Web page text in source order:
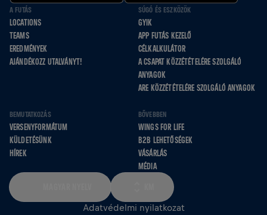
A FUTÁS
LOCATIONS
TEAMS
EREDMÉNYEK
AJÁNDÉKOZZ UTALVÁNYT!
SÚGÓ ÉS ESZKÖZÖK
GYIK
APP FUTÁS KEZELŐ
CÉLKALKULÁTOR
A CSAPAT KÖZZÉTÉTELÉRE SZOLGÁLÓ
ANYAGOK
ARE KÖZZÉTÉTELÉRE SZOLGÁLÓ ANYAGOK
BEMUTATKOZÁS
VERSENYFORMÁTUM
KÜLDETÉSÜNK
HÍREK
BŐVEBBEN
WINGS FOR LIFE
B2B LEHETŐSÉGEK
VÁSÁRLÁS
MÉDIA
Adatvédelmi nyilatkozat